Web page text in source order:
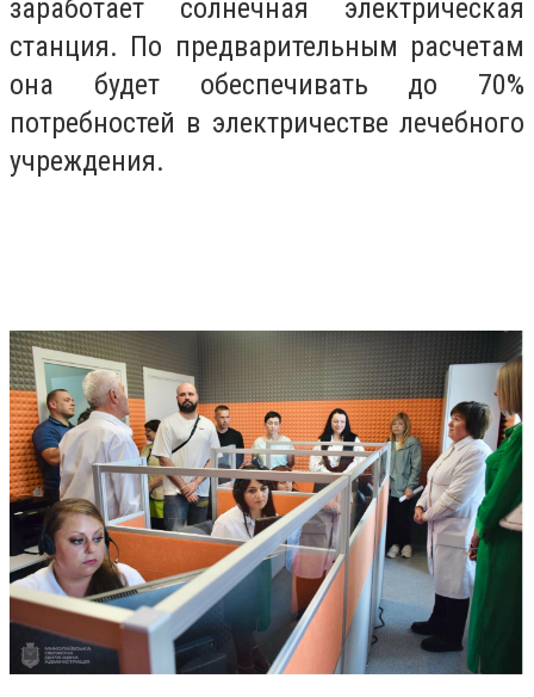
заработает солнечная электрическая
станция. По предварительным расчетам
она будет обеспечивать до 70%
потребностей в электричестве лечебного
учреждения.